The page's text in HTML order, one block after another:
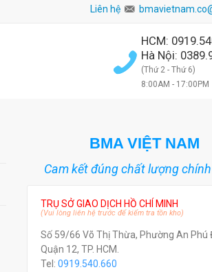
Liên hệ
HCM:
Hà Nội:
(Thứ 2 - Thứ 6)
8:00AM - 17:00PM
BMA VIỆT NAM
Cam kết đúng chất lượng
TRỤ SỞ GIAO DỊCH HỒ CHÍ MINH
(Vui lòng liên hệ trước để kiểm tra tồn kho)
Số 59/66 Võ Thị Thừa, Phường An Phú
Quận 12, TP. HCM.
Tel:0919.540.660